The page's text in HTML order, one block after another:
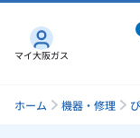
マイ大阪ガス
ホーム 機器・修理